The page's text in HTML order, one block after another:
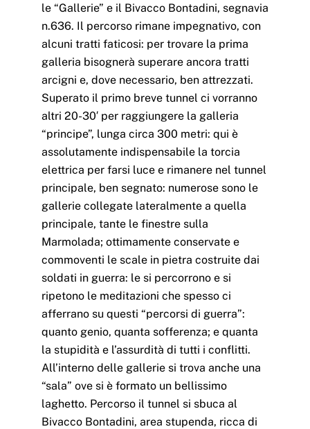
le “Gallerie” e il Bivacco Bontadini, segnavia
n.636. Il percorso rimane impegnativo, con
alcuni tratti faticosi: per trovare la prima
galleria bisognerà superare ancora tratti
arcigni e, dove necessario, ben attrezzati.
Superato il primo breve tunnel ci vorranno
altri 20-30′ per raggiungere la galleria
“principe”, lunga circa 300 metri: qui è
assolutamente indispensabile la torcia
elettrica per farsi luce e rimanere nel tunnel
principale, ben segnato: numerose sono le
gallerie collegate lateralmente a quella
principale, tante le finestre sulla
Marmolada; ottimamente conservate e
commoventi le scale in pietra costruite dai
soldati in guerra: le si percorrono e si
ripetono le meditazioni che spesso ci
afferrano su questi “percorsi di guerra”:
quanto genio, quanta sofferenza; e quanta
la stupidità e l’assurdità di tutti i conflitti.
All’interno delle gallerie si trova anche una
“sala” ove si è formato un bellissimo
laghetto. Percorso il tunnel si sbuca al
Bivacco Bontadini, area stupenda, ricca di